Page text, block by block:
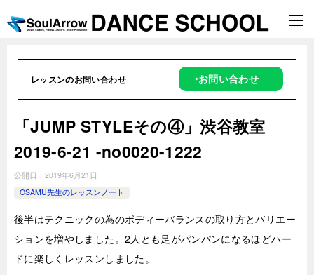
レッスンのお問い合わせ ‣お問い合わせ
「JUMP STYLEその④」渋谷教室
2019-6-21 -no0020-1222
公開日： 2019年6月21日
OSAMU先生のレッスンノート
後半はテクニックの為のボディーバランスの取り方とバリエー
ションを増やしました。2人とも足がパンパンになるほどハー
ドに楽しくレッスンしました。